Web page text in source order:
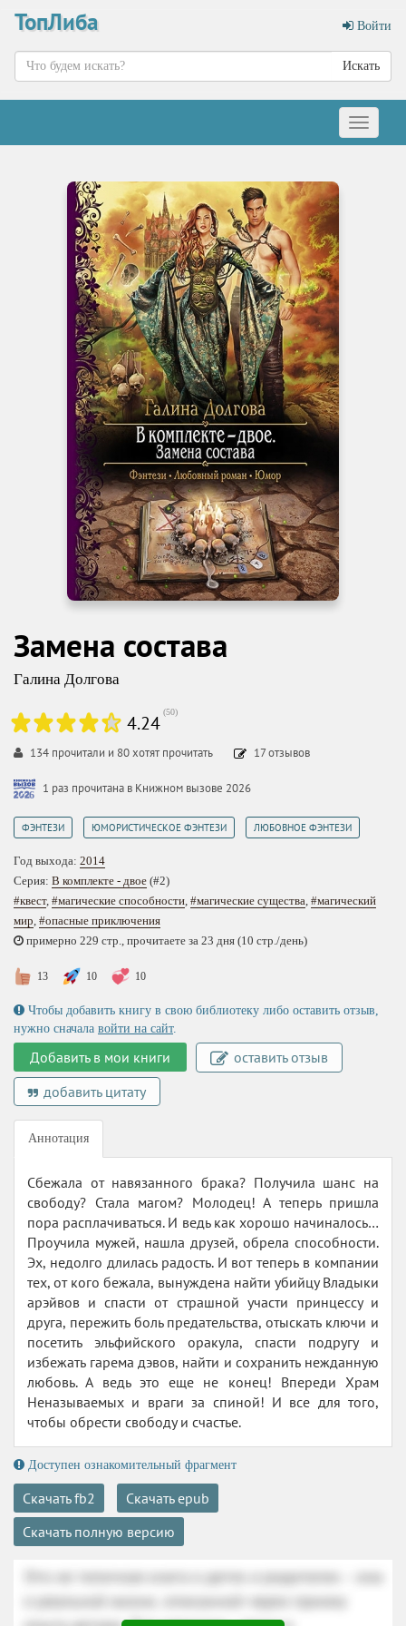
ТопЛиба Войти
Искать
Меню
Замена состава
Галина Долгова
4.24 (50)
134 прочитали и 80хотят прочитать 17отзывов
1 раз прочитана в Книжном вызове 2026
ФЭНТЕЗИ ЮМОРИСТИЧЕСКОЕ ФЭНТЕЗИ ЛЮБОВНОЕ ФЭНТЕЗИ
Год выхода: 2014
Серия: В комплекте - двое (#2)
#квест, #магические способности, #магические существа, #магический
мир, #опасные приключения
примерно 229 стр., прочитаете за 23 дня (10 стр./день)
13 10 10
Чтобы добавить книгу в свою библиотеку либо оставить отзыв,
нужно сначала войти на сайт.
Добавить в мои книги
оставить отзыв
добавить цитату
Аннотация
Сбежала от навязанного брака? Получила шанс на
свободу? Стала магом? Молодец! А теперь пришла
пора расплачиваться. И ведь как хорошо начиналось…
Проучила мужей, нашла друзей, обрела способности.
Эх, недолго длилась радость. И вот теперь в компании
тех, от кого бежала, вынуждена найти убийцу Владыки
арэйвов и спасти от страшной участи принцессу и
друга, пережить боль предательства, отыскать ключи и
посетить эльфийского оракула, спасти подругу и
избежать гарема дэвов, найти и сохранить нежданную
любовь. А ведь это еще не конец! Впереди Храм
Неназываемых и враги за спиной! И все для того,
чтобы обрести свободу и счастье.
Доступен ознакомительный фрагмент
Скачать fb2
Скачать epub
Скачать полную версию